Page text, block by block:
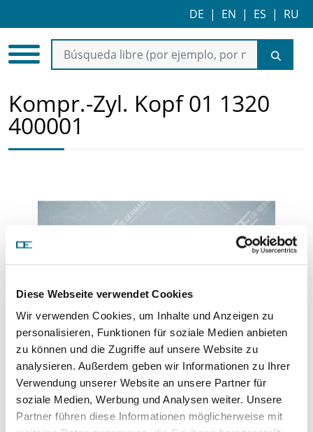
Diese Webseite verwendet Cookies
Wir verwenden Cookies, um Inhalte und Anzeigen zu
personalisieren, Funktionen für soziale Medien anbieten
zu können und die Zugriffe auf unsere Website zu
analysieren. Außerdem geben wir Informationen zu Ihrer
Verwendung unserer Website an unsere Partner für
soziale Medien, Werbung und Analysen weiter. Unsere
Partner führen diese Informationen möglicherweise mit
DE | EN | ES | RU
Kompr.-Zyl. Kopf 01 1320
400001
Precio a la carta